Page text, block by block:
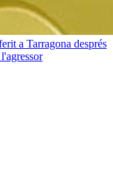
a Tarragona després